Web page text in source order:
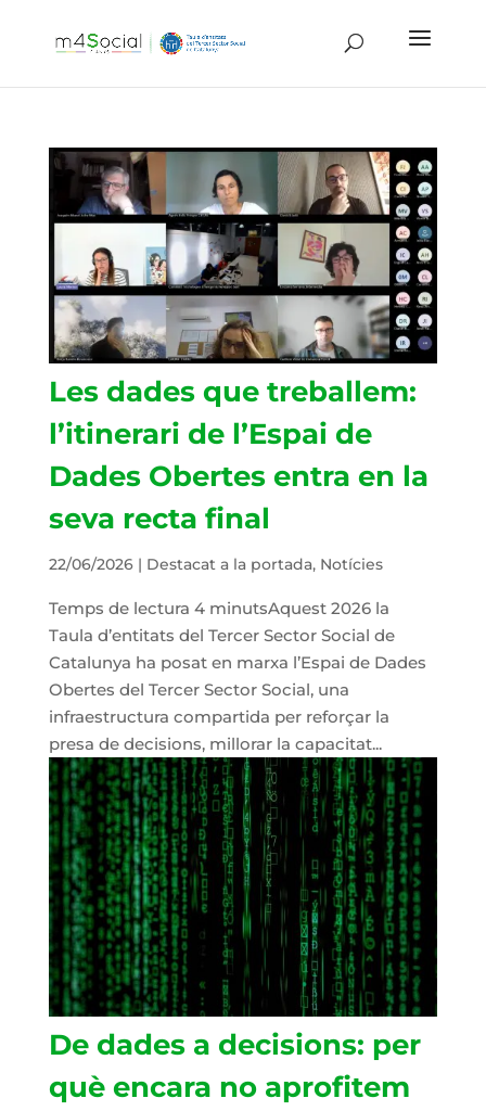
Les dades que treballem:
l’itinerari de l’Espai de
Dades Obertes entra en la
seva recta final
22/06/2026| Destacat a la portada, Notícies
Temps de lectura 4 minutsAquest 2026 la
Taula d’entitats del Tercer Sector Social de
Catalunya ha posat en marxa l’Espai de Dades
Obertes del Tercer Sector Social, una
infraestructura compartida per reforçar la
presa de decisions, millorar la capacitat...
De dades a decisions: per
què encara no aprofitem